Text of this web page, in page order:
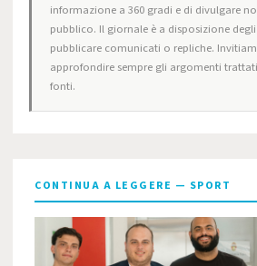
informazione a 360 gradi e di divulgare
pubblico. Il giornale è a disposizione
pubblicare comunicati o repliche.
approfondire sempre gli argomenti
fonti.
CONTINUA A LEGGERE — SPORT